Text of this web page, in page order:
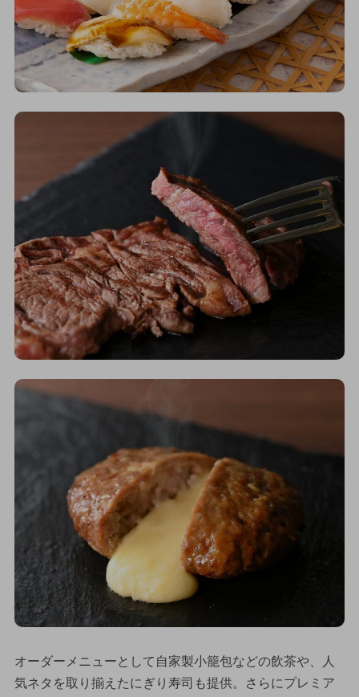
オーダーメニューとして自家製小籠包などの飲茶や、人
気ネタを取り揃えたにぎり寿司も提供。さらにプレミア